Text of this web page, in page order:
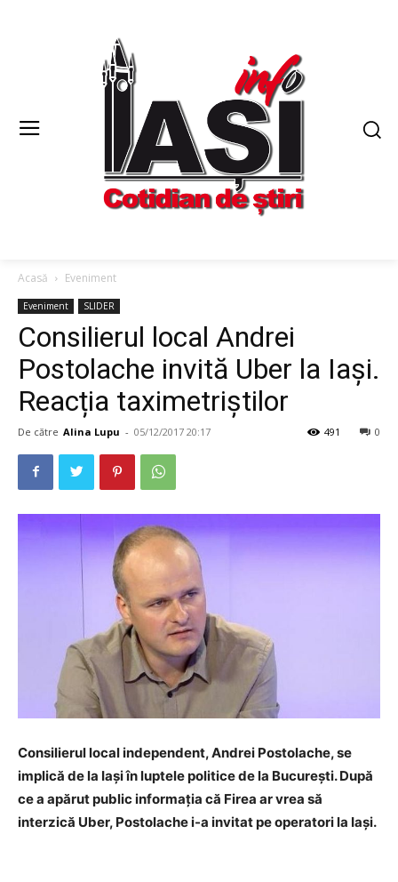
Acasă Eveniment
Eveniment SLIDER
Consilierul local Andrei
Postolache invită Uber la Iași.
Reacția taximetriștilor
De către Alina Lupu - 05/12/2017 20:17 0
491
Consilierul local independent, Andrei Postolache, se
implică de la Iași în luptele politice de la București. După
ce a apărut public informația că Firea ar vrea să
interzică Uber, Postolache i-a invitat pe operatori la Iași.